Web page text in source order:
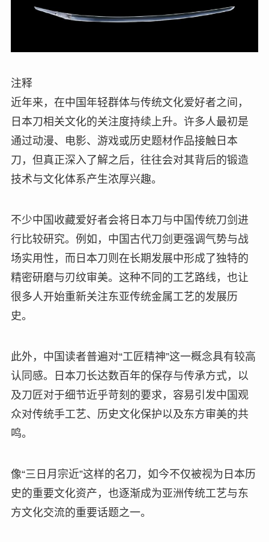
注释
近年来，在中国年轻群体与传统文化爱好者之间，
日本刀相关文化的关注度持续上升。许多人最初是
通过动漫、电影、游戏或历史题材作品接触日本
刀，但真正深入了解之后，往往会对其背后的锻造
技术与文化体系产生浓厚兴趣。
不少中国收藏爱好者会将日本刀与中国传统刀剑进
行比较研究。例如，中国古代刀剑更强调气势与战
场实用性，而日本刀则在长期发展中形成了独特的
精密研磨与刃纹审美。这种不同的工艺路线，也让
很多人开始重新关注东亚传统金属工艺的发展历
史。
此外，中国读者普遍对“工匠精神”这一概念具有较高
认同感。日本刀长达数百年的保存与传承方式，以
及刀匠对于细节近乎苛刻的要求，容易引发中国观
众对传统手工艺、历史文化保护以及东方审美的共
鸣。
像“三日月宗近”这样的名刀，如今不仅被视为日本历
史的重要文化资产，也逐渐成为亚洲传统工艺与东
方文化交流的重要话题之一。